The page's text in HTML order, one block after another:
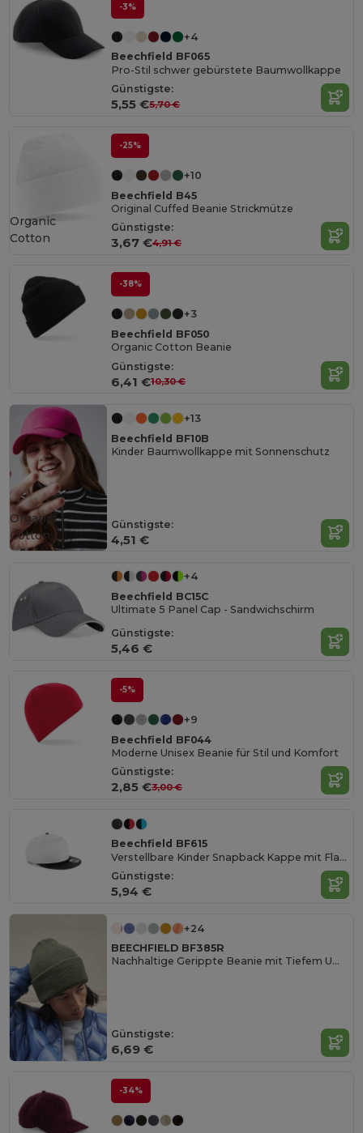
-3%
+4
Beechfield BF065
Pro-Stil schwer gebürstete Baumwollkappe
Günstigste:
5,55 €5,70 €
-25%
+10
Beechfield B45
Original Cuffed Beanie Strickmütze
Günstigste:
3,67 €4,91 €
Organic
Cotton
-38%
+3
Beechfield BF050
Organic Cotton Beanie
Günstigste:
6,41 €10,30 €
+13
Beechfield BF10B
Kinder Baumwollkappe mit Sonnenschutz
Günstigste:
4,51 €
Organic
Cotton
+4
Beechfield BC15C
Ultimate 5 Panel Cap - Sandwichschirm
Günstigste:
5,46 €
-5%
+9
Beechfield BF044
Moderne Unisex Beanie für Stil und Komfort
Günstigste:
2,85 €3,00 €
Beechfield BF615
Verstellbare Kinder Snapback Kappe mit Flachem Schirm
Günstigste:
5,94 €
+24
BEECHFIELD BF385R
Nachhaltige Gerippte Beanie mit Tiefem Umschlag
Günstigste:
6,69 €
-34%